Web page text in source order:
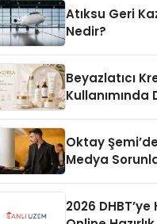
Atıksu Geri
Nedir?
Beyazlatıcı
Kullanımında
Oktay
Medya
2026